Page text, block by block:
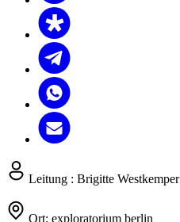
Leitung : Brigitte Westkemper
Ort: exploratorium berlin